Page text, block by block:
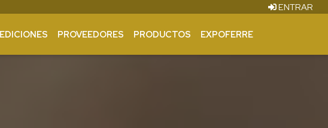
ENTRAR
EDICIONES PROVEEDORES PRODUCTOS EXPOFERRE